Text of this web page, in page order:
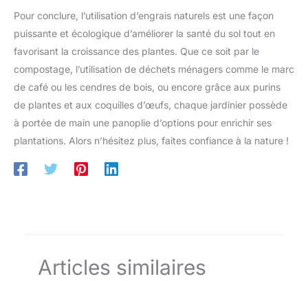
Pour conclure, l’utilisation d’engrais naturels est une façon
puissante et écologique d’améliorer la santé du sol tout en
favorisant la croissance des plantes. Que ce soit par le
compostage, l’utilisation de déchets ménagers comme le marc
de café ou les cendres de bois, ou encore grâce aux purins
de plantes et aux coquilles d’œufs, chaque jardinier possède
à portée de main une panoplie d’options pour enrichir ses
plantations. Alors n’hésitez plus, faites confiance à la nature !
Articles similaires